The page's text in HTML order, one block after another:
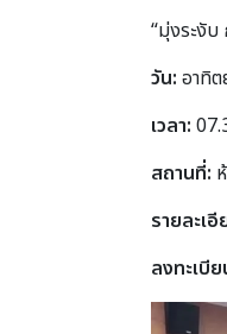
“มุ่งระงับ
วัน: อาทิ
เวลา:
สถานที่:
รายละเ
ลงทะเบี